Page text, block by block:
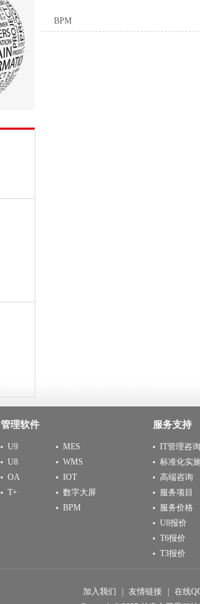
BPM
管理软件
U9
U8
OA
T+
MES
WMS
IOT
数字大屏
BPM
服务支持
IT管理咨询
标准化实
高端咨询
服务项目
服务价格
U8报价
T6报价
T3报价
加入我们 友情链接
在线